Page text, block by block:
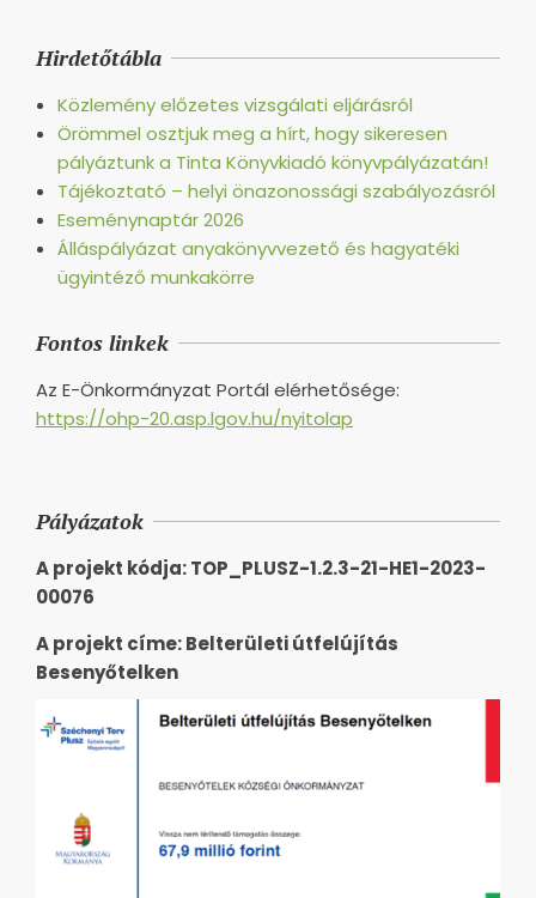
Hirdetőtábla
Közlemény előzetes vizsgálati eljárásról
Örömmel osztjuk meg a hírt, hogy sikeresen
pályáztunk a Tinta Könyvkiadó könyvpályázatán!
Tájékoztató – helyi önazonossági szabályozásról
Eseménynaptár 2026
Álláspályázat anyakönyvvezető és hagyatéki
ügyintéző munkakörre
Fontos linkek
Az E-Önkormányzat Portál elérhetősége:
https://ohp-20.asp.lgov.hu/nyitolap
Pályázatok
A projekt kódja: TOP_PLUSZ-1.2.3-21-HE1-2023-
00076
A projekt címe: Belterületi útfelújítás
Besenyőtelken